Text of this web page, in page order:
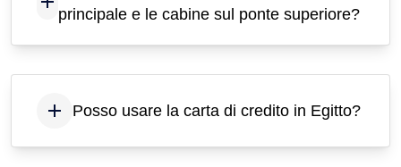
principale e le cabine sul ponte superiore?
Posso usare la carta di credito in Egitto?